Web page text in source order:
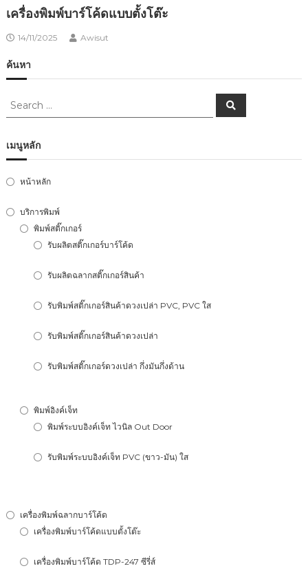
เครื่องพิมพ์บาร์โค้ดแบบตั้งโต๊ะ
14/11/2025 Awisut
ค้นหา
เมนูหลัก
หน้าหลัก
บริการพิมพ์
พิมพ์สติ๊กเกอร์
รับผลิตสติ๊กเกอร์บาร์โค้ด
รับผลิตฉลากสติ๊กเกอร์สินค้า
รับพิมพ์สติ๊กเกอร์สินค้าดวงเปล่า PVC, PVC ใส
รับพิมพ์สติ๊กเกอร์สินค้าดวงเปล่า
รับพิมพ์สติ๊กเกอร์ดวงเปล่า กึ่งมันกึ่งด้าน
พิมพ์อิงค์เจ็ท
พิมพ์ระบบอิงค์เจ็ท ไวนิล Out Door
รับพิมพ์ระบบอิงค์เจ็ท PVC (ขาว-มัน) ใส
เครื่องพิมพ์ฉลากบาร์โค้ด
เครื่องพิมพ์บาร์โค้ดแบบตั้งโต๊ะ
เครื่องพิมพ์บาร์โค้ด TDP-247 ซีรี่ส์